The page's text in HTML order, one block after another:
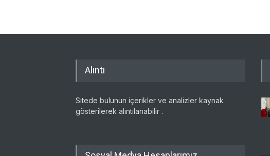
Alıntı
Sitede bulunun içerikler ve analizler kaynak
gösterilerek alıntılanabilir .